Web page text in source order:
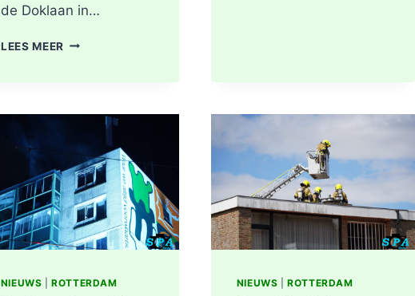
de Doklaan in…
LEES MEER GRIP2
BRAND
AFVALBERG
ZORGT
VOOR
GROTE
ROOKONTWIKKELING
ROTTERDAM
NIEUWS |ROTTERDAM NIEUWS |ROTTERDAM